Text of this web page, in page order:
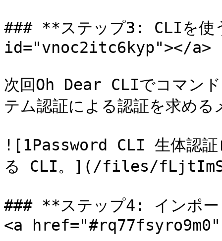
### **ステップ3: CLIを
id="vnoc2itc6kyp"></a>
次回Oh Dear CLIでコマン
テム認証による認証を求め
![1Password CLI 生体認証
る CLI。](/files/
### **ステップ4: インポー
<a